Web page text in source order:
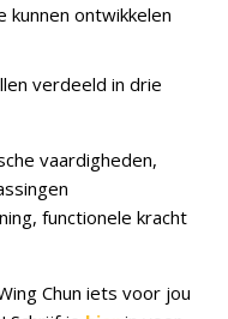
kunnen ontwikkelen
verdeeld in drie
vaardigheden,
functionele kracht
Chun iets voor jou